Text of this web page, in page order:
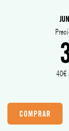
40€
COMPRAR